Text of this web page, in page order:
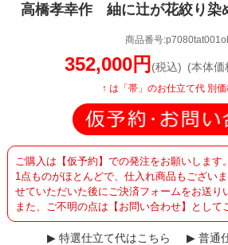
高橋孝幸作 紬に辻が花絞り
商品番号
352,000円 (税込) (本体
↑ は「帯」のお仕立て代 別
ご購入は【仮予約】での発注をお願いします。
1点ものがほとんどで、仕入れ商品もござい
せていただいた後にご決済フォームをお送り
また、ご不明の点は【お問い合わせ】として
特選仕立て代はこちら 普通